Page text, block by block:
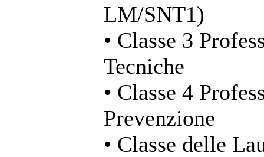
LM/SNT1)
• Classe 3
Tecniche
• Classe 4
Prevenzione
• Classe delle